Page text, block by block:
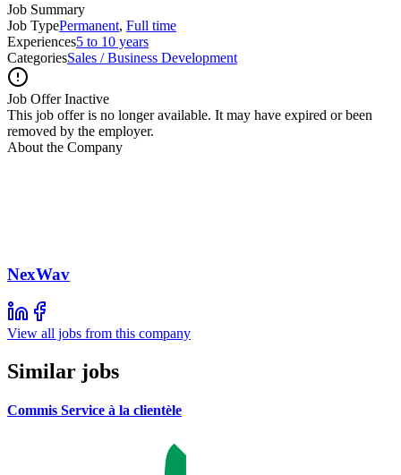
Job Summary
Job TypePermanent, Full time
Experiences5 to 10 years
CategoriesSales / Business Development
Job Offer Inactive
This job offer is no longer available. It may have expired or been
removed by the employer.
About the Company
NexWav
View all jobs from this company
Similar jobs
Commis Service à la clientèle